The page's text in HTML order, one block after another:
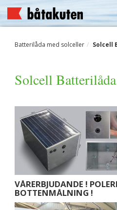
Batterilåda med solceller Solcell
Solcell
VÅRERBJUDANDE !
BOTTENMÅLNING !